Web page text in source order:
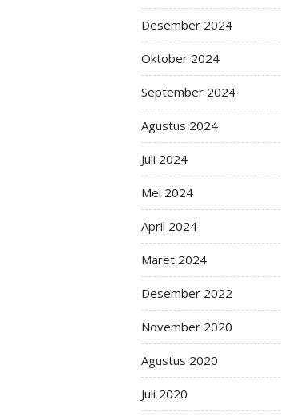
Desember 2024
Oktober 2024
September 2024
Agustus 2024
Juli 2024
Mei 2024
April 2024
Maret 2024
Desember 2022
November 2020
Agustus 2020
Juli 2020